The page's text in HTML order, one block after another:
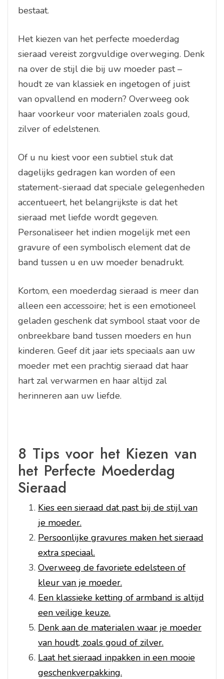
bestaat.
Het kiezen van het perfecte moederdag
sieraad vereist zorgvuldige overweging. Denk
na over de stijl die bij uw moeder past –
houdt ze van klassiek en ingetogen of juist
van opvallend en modern? Overweeg ook
haar voorkeur voor materialen zoals goud,
zilver of edelstenen.
Of u nu kiest voor een subtiel stuk dat
dagelijks gedragen kan worden of een
statement-sieraad dat speciale gelegenheden
accentueert, het belangrijkste is dat het
sieraad met liefde wordt gegeven.
Personaliseer het indien mogelijk met een
gravure of een symbolisch element dat de
band tussen u en uw moeder benadrukt.
Kortom, een moederdag sieraad is meer dan
alleen een accessoire; het is een emotioneel
geladen geschenk dat symbool staat voor de
onbreekbare band tussen moeders en hun
kinderen. Geef dit jaar iets speciaals aan uw
moeder met een prachtig sieraad dat haar
hart zal verwarmen en haar altijd zal
herinneren aan uw liefde.
8 Tips voor het Kiezen van
het Perfecte Moederdag
Sieraad
Kies een sieraad dat past bij de stijl van
je moeder.
Persoonlijke gravures maken het sieraad
extra speciaal.
Overweeg de favoriete edelsteen of
kleur van je moeder.
Een klassieke ketting of armband is altijd
een veilige keuze.
Denk aan de materialen waar je moeder
van houdt, zoals goud of zilver.
Laat het sieraad inpakken in een mooie
geschenkverpakking.